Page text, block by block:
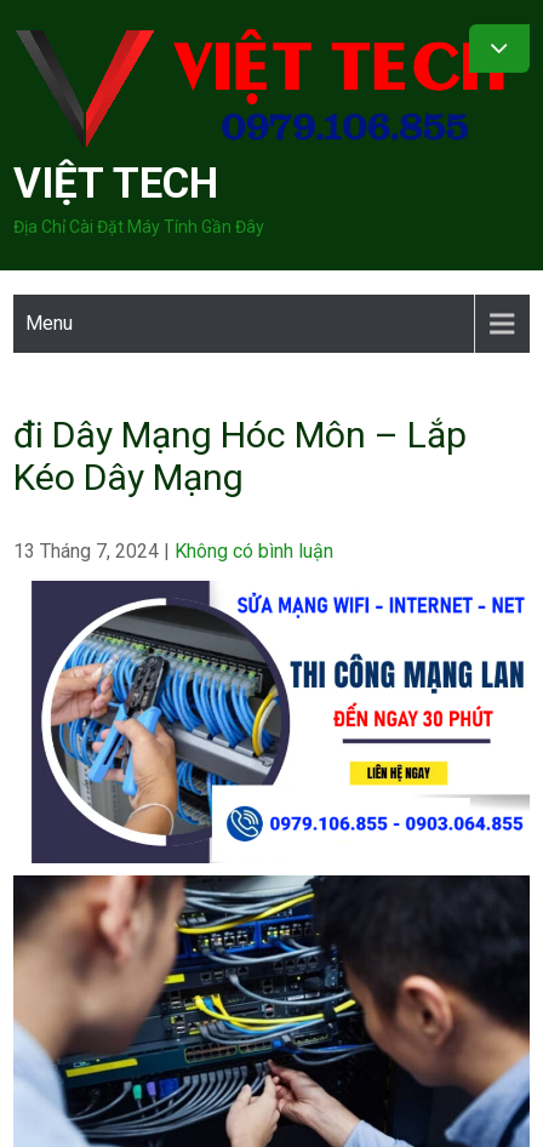
content
VIỆT TECH
Địa Chỉ Cài Đặt Máy Tính Gần Đây
Menu
đi Dây Mạng Hóc Môn – Lắp
Kéo Dây Mạng
13 Tháng 7, 2024 | Không có bình luận